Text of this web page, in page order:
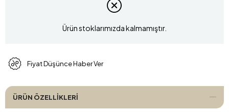
Ürün stoklarımızda kalmamıştır.
Fiyat Düşünce Haber Ver
ÜRÜN ÖZELLIKLERI